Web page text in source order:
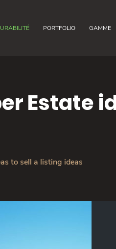
PORTFOLIO GAMME
Estate
to sell a listing ideas